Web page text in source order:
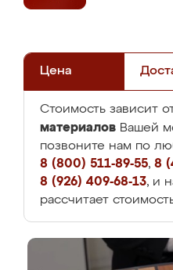
Цена
Стоимость зависит
материалов Вашей
позвоните нам по
8 (800) 511-89-55, 8
8 (926) 409-68-13, и
рассчитает